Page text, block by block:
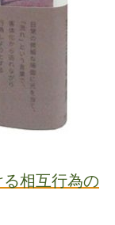
相互行為の